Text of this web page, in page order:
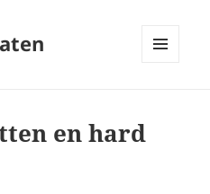
en hard